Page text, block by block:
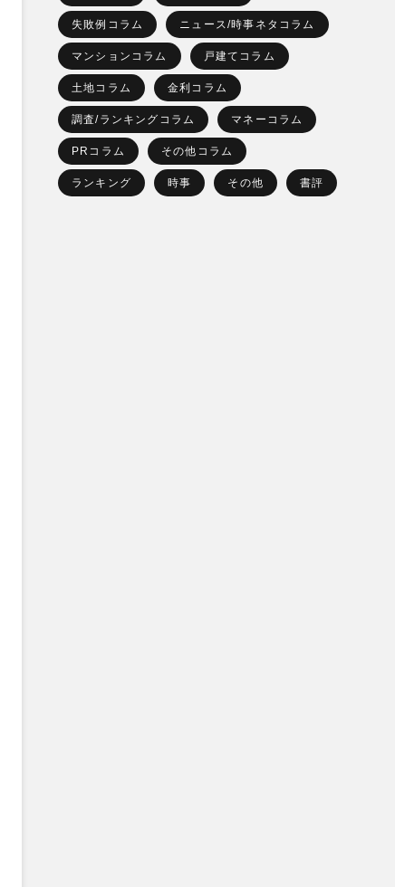
失敗例コラム ニュース/時事ネタコラム
マンションコラム 戸建てコラム
土地コラム 金利コラム
調査/ランキングコラム マネーコラム
PRコラム その他コラム
ランキング 時事 その他 書評